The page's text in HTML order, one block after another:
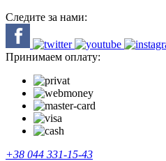
Следите за нами:
Принимаем оплату:
+38 044 331-15-43